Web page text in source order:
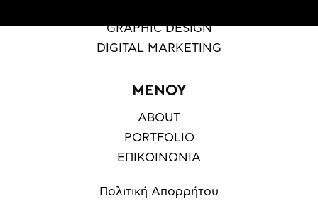
GRAPHIC DESIGN
DIGITAL MARKETING
ΜΕΝΟΥ
ABOUT
PORTFOLIO
ΕΠΙΚΟΙΝΩΝΙΑ
Πολιτική Απορρήτου